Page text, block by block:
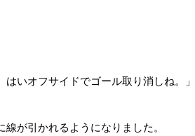
はいオフサイドでゴール取り消しね。」
が引かれるようになりました。